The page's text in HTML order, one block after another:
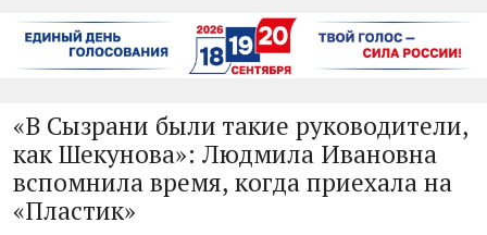
«В Сызрани были такие руководители,
как Шекунова»: Людмила Ивановна
вспомнила время, когда приехала на
«Пластик»